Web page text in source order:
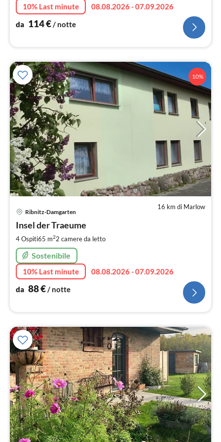
10% Last minute
08.08.2026 - 07.09.2026
da 114€/ notte
10%
16 km di Marlow
Ribnitz-Damgarten
Insel der Traeume
4 Ospiti65 m22 camere da letto
Sostenibile
10% Last minute
08.08.2026 - 07.09.2026
da 88€/ notte